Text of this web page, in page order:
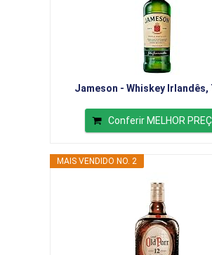
Jameson - Whiskey Irlandês,
Conferir MELHOR
MAIS VENDIDO NO. 2